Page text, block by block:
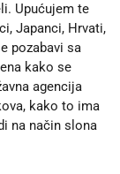
Upućujem te
Japanci, Hrvati,
pozabavi sa
kako se
agencija
kako to ima
na način slona